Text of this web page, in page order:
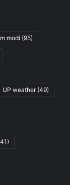
modi (95)
UP weather(49)